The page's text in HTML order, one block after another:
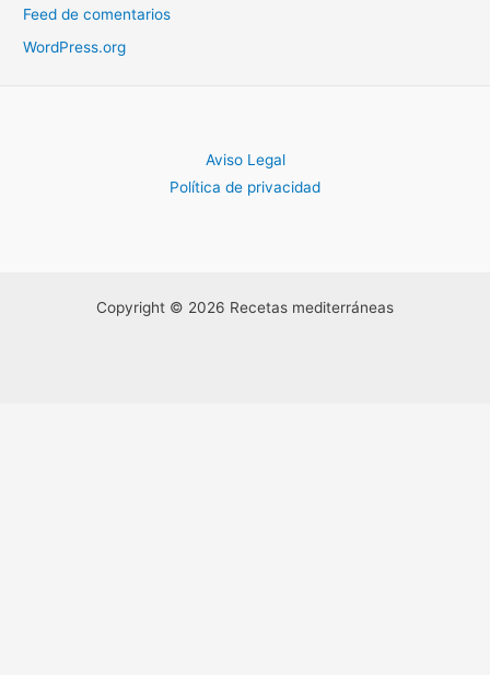
Feed de comentarios
WordPress.org
Aviso Legal
Política de privacidad
Copyright © 2026 Recetas mediterráneas